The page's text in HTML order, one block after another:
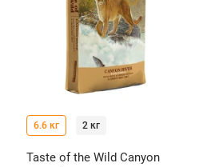
6.6 кг 2 кг
Taste of the Wild Canyon